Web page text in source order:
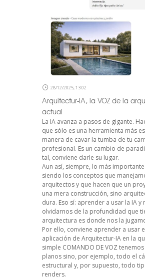
28/12/2025, 13:02
Arquitectur-IA, la VOZ de la
actual
La IA avanza a pasos de gigante.
que sólo es una herramienta más
manera de cavar la tumba de tu
profesional. Es un cambio de
tal, conviene darle su lugar.
Aun así, siempre, lo más
siendo los conceptos que
arquitectos y que hacen que un
una mera construcción, sino
dura. Eso sí: aprender a usar la IA y
olvidarnos de la profundidad que
arquitectura es donde nos la
Por ello, conviene aprender a usar
aplicación de Arquitectur-IA en la
simple COMANDO DE VOZ
planos sino, por ejemplo, todo el
estructural y, por supuesto, todo
renders.